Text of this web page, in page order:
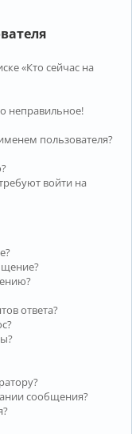
«Кто сейчас на
неправильное!
пользователя?
войти на
ответа?
сообщения?